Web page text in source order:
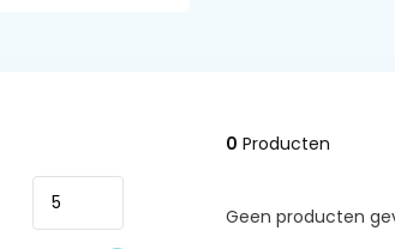
0 Producten
Geen producten